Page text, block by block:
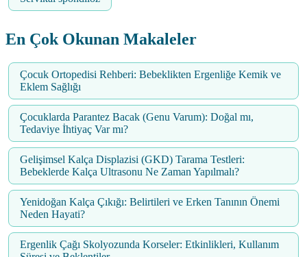
En Çok Okunan Makaleler
Çocuk Ortopedisi Rehberi: Bebeklikten Ergenliğe Kemik ve
Eklem Sağlığı
Çocuklarda Parantez Bacak (Genu Varum): Doğal mı,
Tedaviye İhtiyaç Var mı?
Gelişimsel Kalça Displazisi (GKD) Tarama Testleri:
Bebeklerde Kalça Ultrasonu Ne Zaman Yapılmalı?
Yenidoğan Kalça Çıkığı: Belirtileri ve Erken Tanının Önemi
Neden Hayati?
Ergenlik Çağı Skolyozunda Korseler: Etkinlikleri, Kullanım